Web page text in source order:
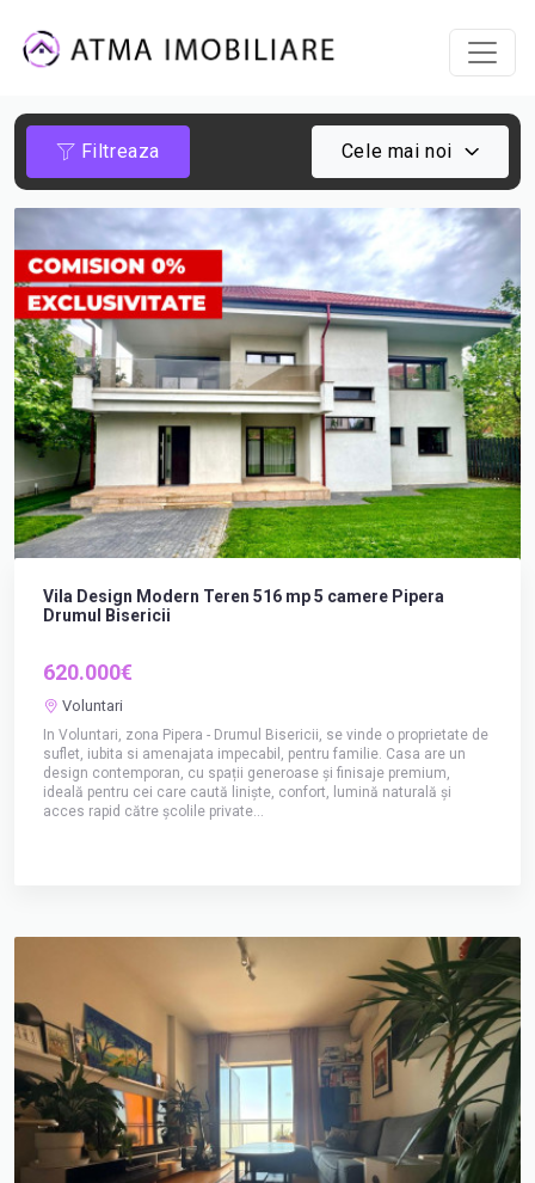
Filtreaza Cele mai noi
Vila Design Modern Teren 516 mp 5 camere Pipera
Drumul Bisericii
620.000€
Voluntari
In Voluntari, zona Pipera - Drumul Bisericii, se vinde o proprietate de
suflet, iubita si amenajata impecabil, pentru familie. Casa are un
design contemporan, cu spații generoase și finisaje premium,
ideală pentru cei care caută liniște, confort, lumină naturală și
acces rapid către școlile private...